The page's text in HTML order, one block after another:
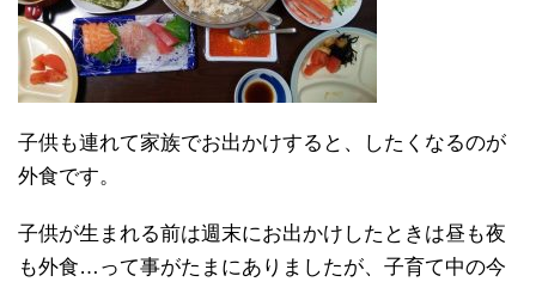
子供も連れて家族でお出かけすると、したくなるのが
外食です。
子供が生まれる前は週末にお出かけしたときは昼も夜
も外食…って事がたまにありましたが、子育て中の今